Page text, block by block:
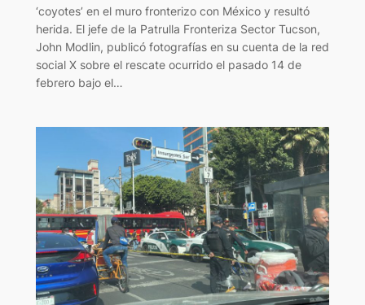
‘coyotes’ en el muro fronterizo con México y resultó
herida. El jefe de la Patrulla Fronteriza Sector Tucson,
John Modlin, publicó fotografías en su cuenta de la red
social X sobre el rescate ocurrido el pasado 14 de
febrero bajo el…